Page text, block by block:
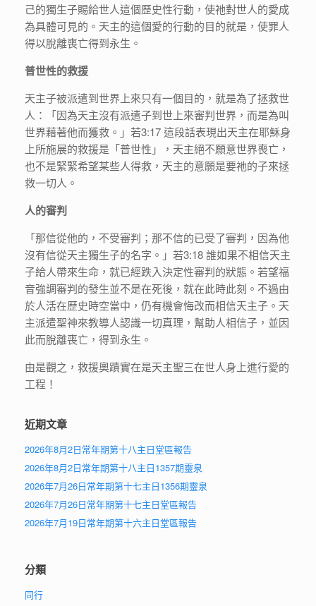
己的獨生子賜給世人這個歷史性行動，使祂對世人的愛成
為具體可見的。天主的這個愛的行動的目的就是，使罪人
得以脫離喪亡得到永生。
普世性的救援
天主子被派遣到世界上來只有一個目的，就是為了拯救世
人：「因為天主沒有派遣子到世上來審判世界，而是為叫
世界藉著他而獲救。」若3:17 這段話表現出天主在耶穌身
上所施展的救援是「普世性」，天主絕不願意世界喪亡，
也不是緊緊希望某些人得救，天主的意願是要祂的子來拯
救一切人。
人的審判
「那信從他的，不受審判；那不信的已受了審判，因為他
沒有信從天主獨生子的名字。」若3:18 誰如果不相信天主
子給人帶來生命，就已經跌入決定性審判的狀態。若望福
音強調審判的發生並不是在死後，就在此時此刻。不過由
於人活在歷史時空當中，仍有機會悔改而相信天主子。天
主派遣聖神來教導人認識一切真理，幫助人相信子，並因
此而脫離喪亡，得到永生。
由是觀之，救援奧蹟實在是天主聖三在世人身上進行愛的
工程！
近期文章
2026年8月2日常年期第十八主日堂區報告
2026年8月2日常年期第十八主日1357期靈泉
2026年7月26日常年期第十七主日1356期靈泉
2026年7月26日常年期第十七主日堂區報告
2026年7月19日常年期第十六主日堂區報告
分類
同行